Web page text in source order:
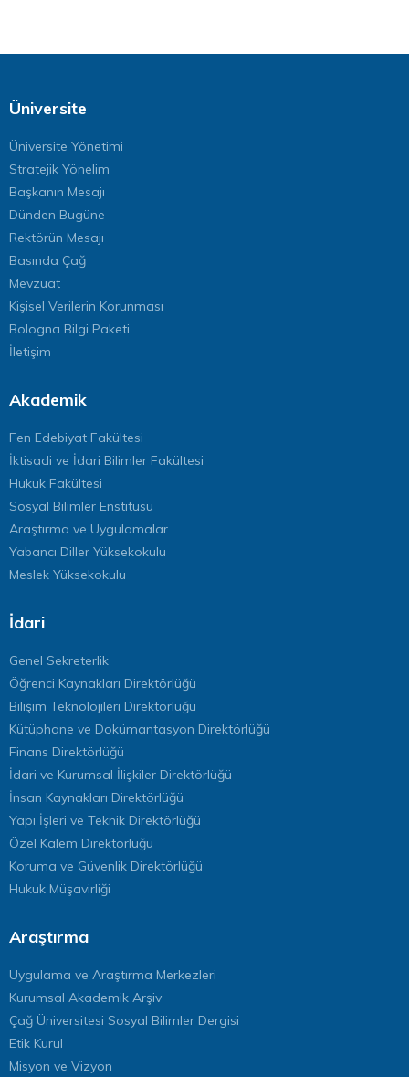
Üniversite
Üniversite Yönetimi
Stratejik Yönelim
Başkanın Mesajı
Dünden Bugüne
Rektörün Mesajı
Basında Çağ
Mevzuat
Kişisel Verilerin Korunması
Bologna Bilgi Paketi
İletişim
Akademik
Fen Edebiyat Fakültesi
İktisadi ve İdari Bilimler Fakültesi
Hukuk Fakültesi
Sosyal Bilimler Enstitüsü
Araştırma ve Uygulamalar
Yabancı Diller Yüksekokulu
Meslek Yüksekokulu
İdari
Genel Sekreterlik
Öğrenci Kaynakları Direktörlüğü
Bilişim Teknolojileri Direktörlüğü
Kütüphane ve Dokümantasyon Direktörlüğü
Finans Direktörlüğü
İdari ve Kurumsal İlişkiler Direktörlüğü
İnsan Kaynakları Direktörlüğü
Yapı İşleri ve Teknik Direktörlüğü
Özel Kalem Direktörlüğü
Koruma ve Güvenlik Direktörlüğü
Hukuk Müşavirliği
Araştırma
Uygulama ve Araştırma Merkezleri
Kurumsal Akademik Arşiv
Çağ Üniversitesi Sosyal Bilimler Dergisi
Etik Kurul
Misyon ve Vizyon